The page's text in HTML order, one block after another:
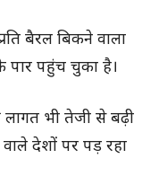
बैरल बिकने वाला
पार पहुंच चुका है।
भी तेजी से बढ़ी
देशों पर पड़ रहा